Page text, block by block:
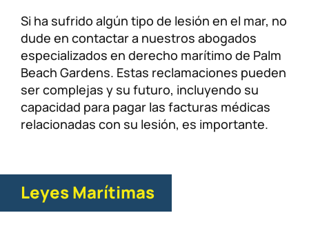
Si ha sufrido algún tipo de lesión en el mar, no
dude en contactar a nuestros abogados
especializados en derecho marítimo de Palm
Beach Gardens. Estas reclamaciones pueden
ser complejas y su futuro, incluyendo su
capacidad para pagar las facturas médicas
relacionadas con su lesión, es importante.
Leyes Marítimas